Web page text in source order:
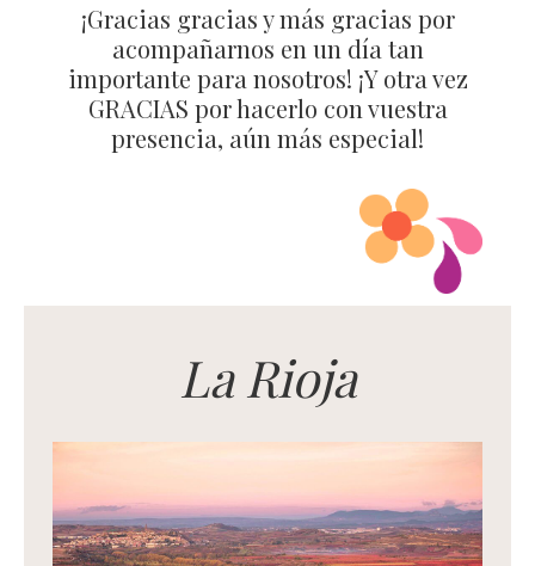
¡Gracias gracias y más gracias por
acompañarnos en un día tan
importante para nosotros! ¡Y otra vez
GRACIAS por hacerlo con vuestra
presencia, aún más especial!
La Rioja